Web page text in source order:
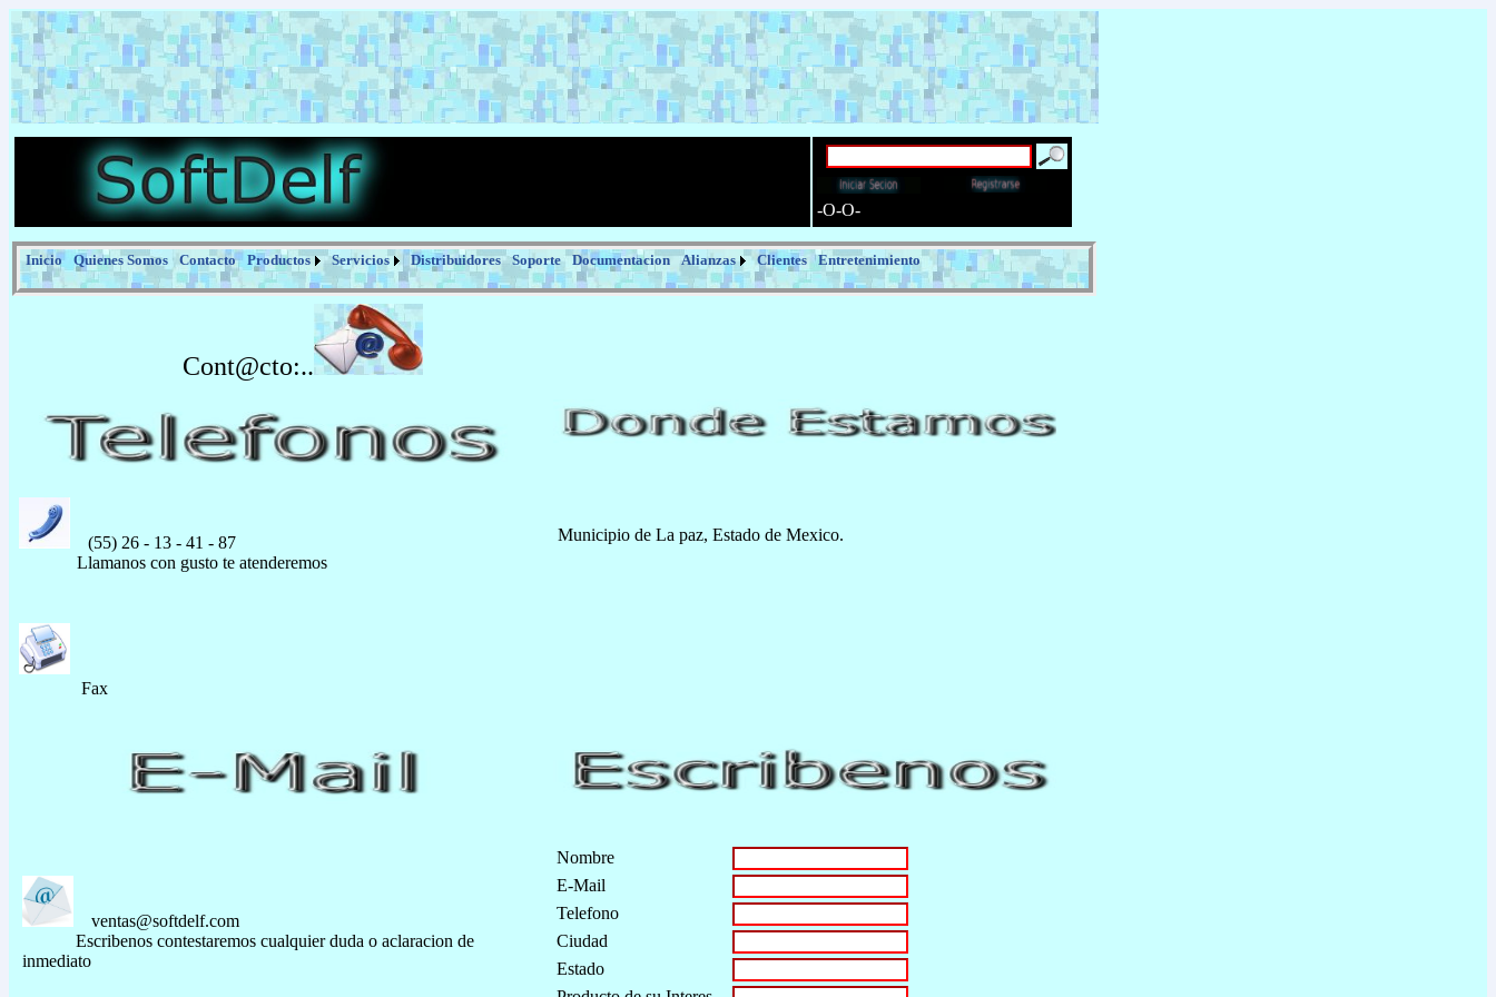
-O-O-
Inicio Quienes Somos Contacto Productos Servicios Distribuidores Soporte Documentacion Alianzas Clientes Entretenimiento
Cont@cto:..
(55) 26 - 13 - 41 - 87
Llamanos con gusto te atenderemos
Municipio de La paz, Estado de Mexico.
Fax
ventas@softdelf.com
Escribenos contestaremos cualquier duda o aclaracion de
inmediato
Nombre
E-Mail
Telefono
Ciudad
Estado